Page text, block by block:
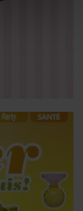
te
te bieden
delen we
analyse. Deze
services. U
website blijft